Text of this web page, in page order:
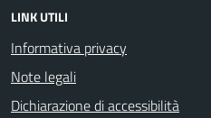
LINK UTILI
Informativa privacy
Note legali
Dichiarazione di accessibilità